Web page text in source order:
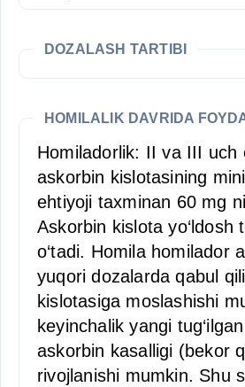
DOZALASH TARTIBI
HOMILALIK DAVRIDA
Homiladorlik: II va III uch
askorbin kislotasining
ehtiyoji taxminan 60 mg
Askorbin kislota yo‘ldosh
o‘tadi. Homila homilador
yuqori dozalarda qabul
kislotasiga moslashishi
keyinchalik yangi
askorbin kasalligi (bekor
rivojlanishi mumkin. Shu